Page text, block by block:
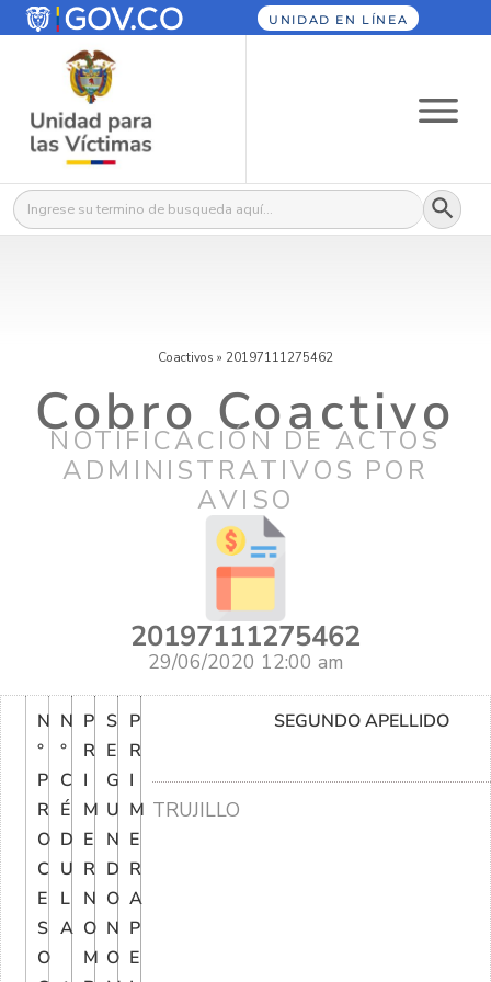
UNIDAD EN LÍNEA
Buscar: Botón
Coactivos » 20197111275462
Cobro Coactivo
NOTIFICACIÓN DE ACTOS
ADMINISTRATIVOS POR
AVISO
20197111275462
29/06/2020 12:00 am
N
°
P
R
O
C
E
S
O
N
°
C
É
D
U
L
A
P
R
I
M
E
R
N
O
M
S
E
G
U
N
D
O
N
O
P
R
I
M
E
R
A
P
E
SEGUNDO APELLIDO
TRUJILLO